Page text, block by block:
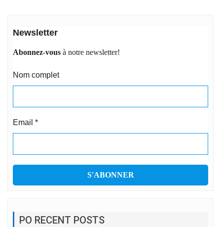
Newsletter
Abonnez-vous à notre newsletter!
Nom complet
Email *
PO RECENT POSTS